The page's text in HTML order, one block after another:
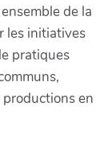
de la
les initiatives
pratiques
en